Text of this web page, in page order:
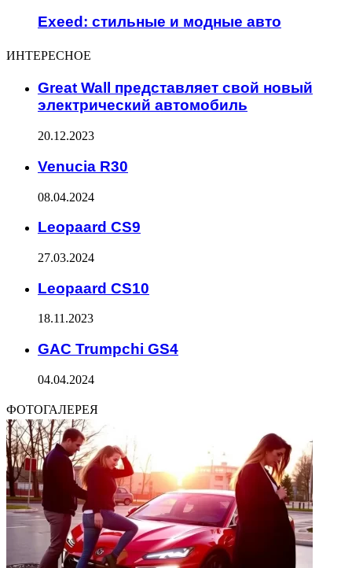
Exeed: стильные и модные авто
ИНТЕРЕСНОЕ
Great Wall представляет свой новый
электрический автомобиль
20.12.2023
Venucia R30
08.04.2024
Leopaard CS9
27.03.2024
Leopaard CS10
18.11.2023
GAC Trumpchi GS4
04.04.2024
ФОТОГАЛЕРЕЯ